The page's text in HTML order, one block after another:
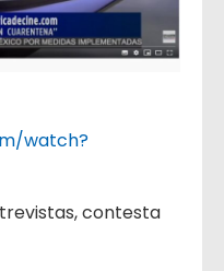
watch?
contesta